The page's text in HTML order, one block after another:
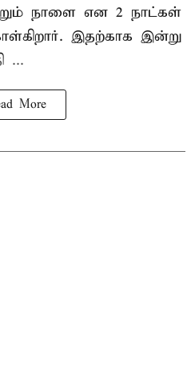
நாளை என 2 நாட்கள்
இதற்காக இன்று
...
More